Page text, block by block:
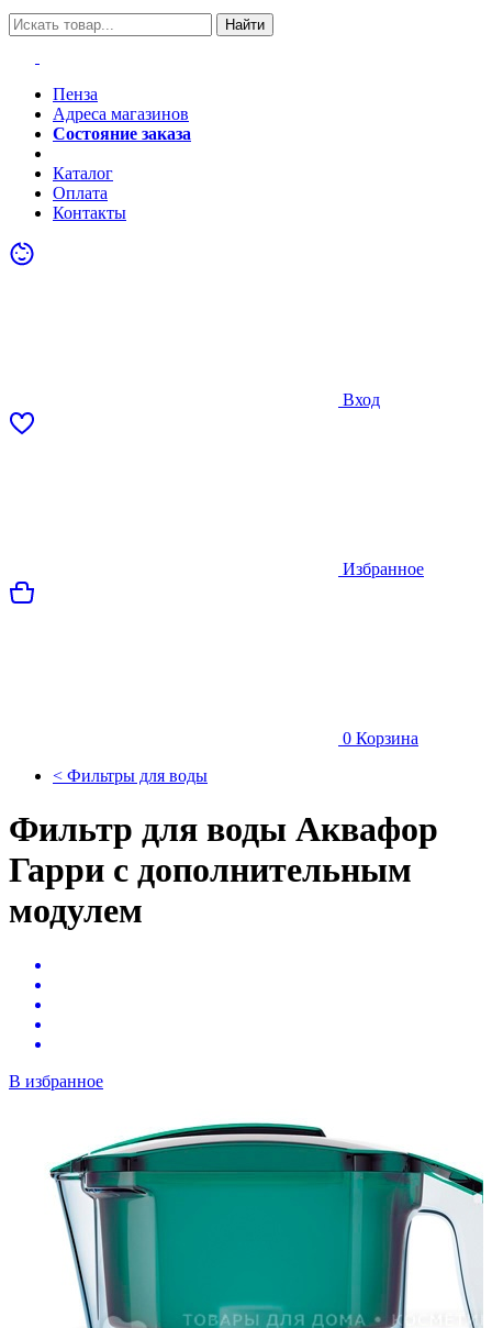
Найти
Пенза
Адреса магазинов
Состояние заказа
Каталог
Оплата
Контакты
Вход
Избранное
0 Корзина
< Фильтры для воды
Фильтр для воды Аквафор
Гарри с дополнительным
модулем
В избранное